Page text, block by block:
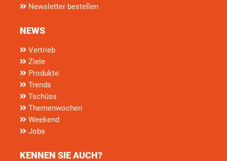
Newsletter bestellen
NEWS
Vertrieb
Ziele
Produkte
Trends
Tschüss
Themenwochen
Weekend
Jobs
KENNEN SIE AUCH?